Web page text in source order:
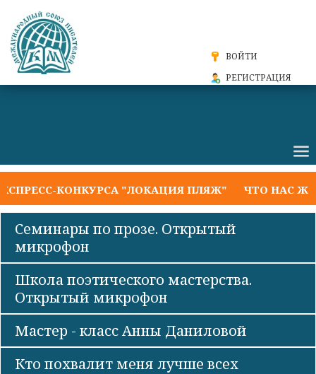
ВОЙТИ
РЕГИСТРАЦИЯ
КОНКУРСА "ЛОКАЦИЯ ПЛЯЖ" ЧТО НАС
Семинары по прозе. Открытый
микрофон
Школа поэтического мастерства.
Открытый микрофон
Мастер - класс Анны Даниловой
Кто похвалит меня лучше всех